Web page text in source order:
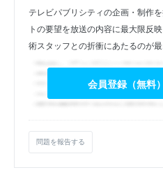
テレビパブリシティの企画・制作
トの要望を放送の内容に最大限反
術スタッフとの折衝にあたるのが最
会員登録（無料
問題を報告する